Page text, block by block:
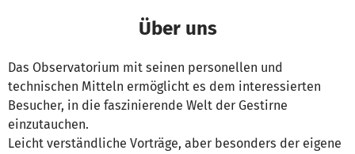
Über uns
Das Observatorium mit seinen personellen und
technischen Mitteln ermöglicht es dem interessierten
Besucher, in die faszinierende Welt der Gestirne
einzutauchen.
Leicht verständliche Vorträge, aber besonders der eigene